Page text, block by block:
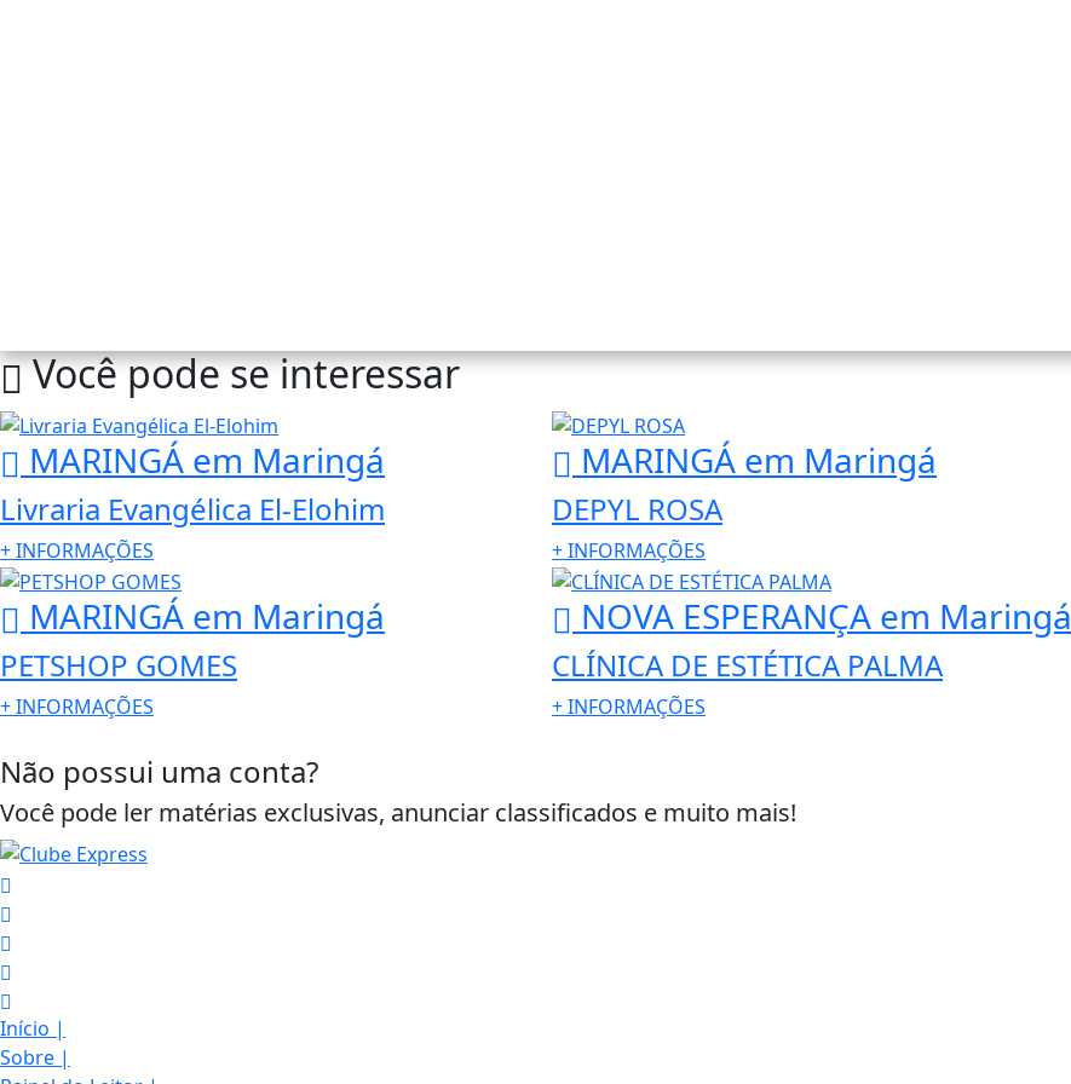
Você pode se interessar
MARINGÁ em Maringá
Livraria Evangélica El-Elohim
+INFORMAÇÕES
MARINGÁ em Maringá
DEPYL ROSA
+INFORMAÇÕES
MARINGÁ em Maringá
PETSHOP GOMES
+INFORMAÇÕES
NOVA ESPERANÇA em Maringá
CLÍNICA DE ESTÉTICA PALMA
+INFORMAÇÕES
Não possui uma conta?
Você pode ler matérias exclusivas, anunciar classificados e muito mais!
Início |
Sobre |